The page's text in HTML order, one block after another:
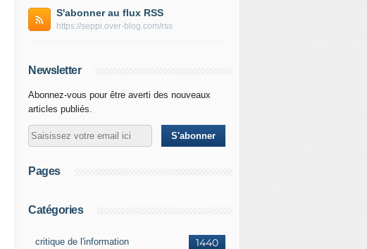
S'abonner au flux RSS
https://seppi.over-blog.com/rss
Newsletter
Abonnez-vous pour être averti des nouveaux
articles publiés.
Pages
Catégories
1440
critique de l'information